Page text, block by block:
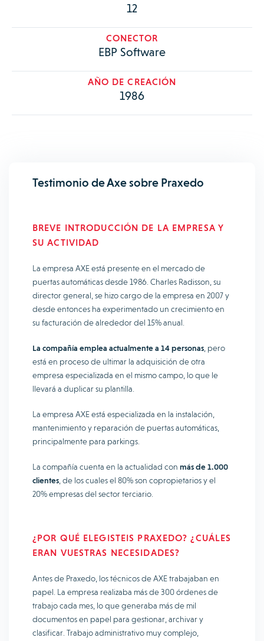
12
CONECTOR
EBP Software
AÑO DE CREACIÓN
1986
Testimonio de Axe sobre Praxedo
BREVE INTRODUCCIÓN DE LA EMPRESA Y
SU ACTIVIDAD
La empresa AXE está presente en el mercado de
puertas automáticas desde 1986. Charles Radisson, su
director general, se hizo cargo de la empresa en 2007 y
desde entonces ha experimentado un crecimiento en
su facturación de alrededor del 15% anual.
La compañía emplea actualmente a 14 personas , pero
está en proceso de ultimar la adquisición de otra
empresa especializada en el mismo campo, lo que le
llevará a duplicar su plantilla.
La empresa AXE está especializada en la instalación,
mantenimiento y reparación de puertas automáticas,
principalmente para parkings.
La compañía cuenta en la actualidad con más de 1.000
clientes , de los cuales el 80% son copropietarios y el
20% empresas del sector terciario.
¿POR QUÉ ELEGISTEIS PRAXEDO? ¿CUÁLES
ERAN VUESTRAS NECESIDADES?
Antes de Praxedo, los técnicos de AXE trabajaban en
papel. La empresa realizaba más de 300 órdenes de
trabajo cada mes, lo que generaba más de mil
documentos en papel para gestionar, archivar y
clasificar. Trabajo administrativo muy complejo,